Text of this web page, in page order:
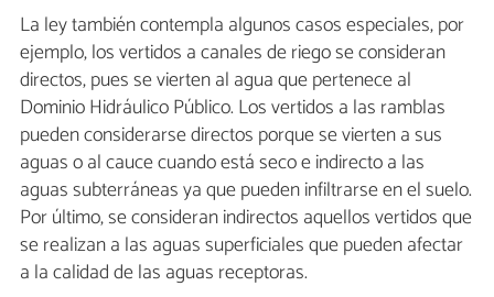
La ley también contempla algunos casos especiales, por
ejemplo, los vertidos a canales de riego se consideran
directos, pues se vierten al agua que pertenece al
Dominio Hidráulico Público. Los vertidos a las ramblas
pueden considerarse directos porque se vierten a sus
aguas o al cauce cuando está seco e indirecto a las
aguas subterráneas ya que pueden infiltrarse en el suelo.
Por último, se consideran indirectos aquellos vertidos que
se realizan a las aguas superficiales que pueden afectar
a la calidad de las aguas receptoras.